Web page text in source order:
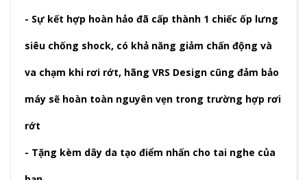
- Sự kết hợp hoàn hảo đã cấp thành 1 chiếc ốp lưng
siêu chống shock, có khả năng giảm chấn động và
va chạm khi rơi rớt, hãng VRS Design cũng đảm bảo
máy sẽ hoàn toàn nguyên vẹn trong trường hợp rơi
rớt
- Tặng kèm dây da tạo điểm nhấn cho tai nghe của